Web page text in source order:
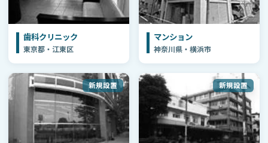
歯科クリニック
東京都・江東区
マンション
神奈川県・横浜市
新規設置 新規設置